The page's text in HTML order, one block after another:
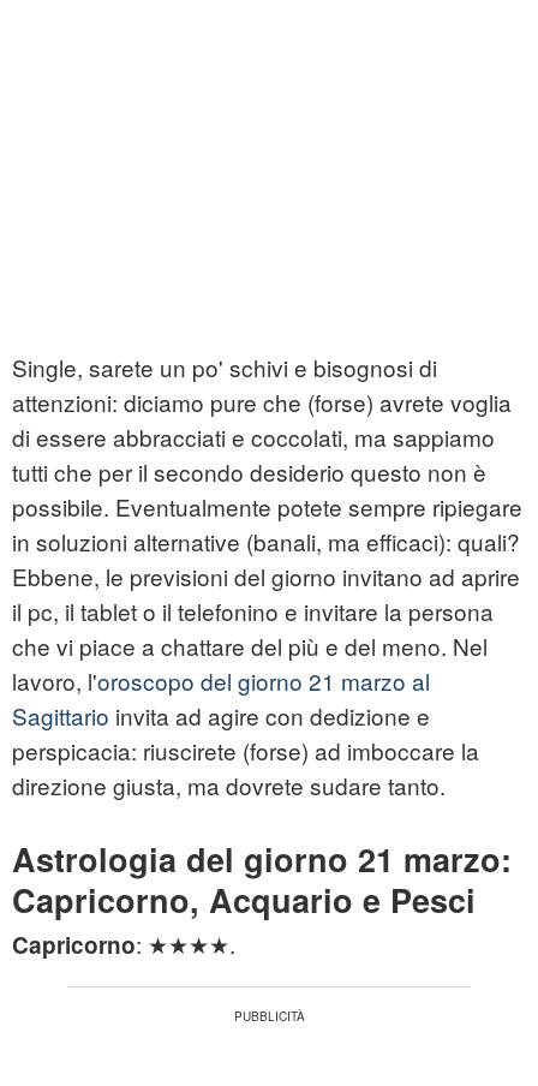
Single, sarete un po' schivi e bisognosi di
attenzioni: diciamo pure che (forse) avrete voglia
di essere abbracciati e coccolati, ma sappiamo
tutti che per il secondo desiderio questo non è
possibile. Eventualmente potete sempre ripiegare
in soluzioni alternative (banali, ma efficaci): quali?
Ebbene, le previsioni del giorno invitano ad aprire
il pc, il tablet o il telefonino e invitare la persona
che vi piace a chattare del più e del meno. Nel
lavoro, l'oroscopo del giorno 21 marzo al
Sagittario invita ad agire con dedizione e
perspicacia: riuscirete (forse) ad imboccare la
direzione giusta, ma dovrete sudare tanto.
Astrologia del giorno 21 marzo:
Capricorno, Acquario e Pesci
Capricorno: ★★★★.